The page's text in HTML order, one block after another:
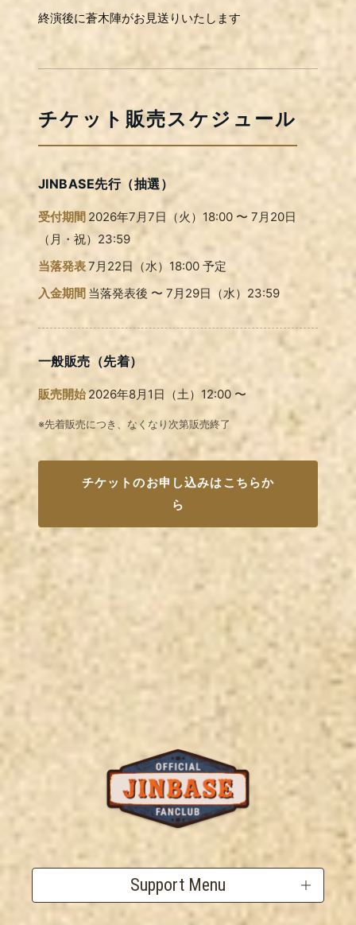
終演後に蒼木陣がお見送りいたします
チケット販売スケジュール
JINBASE先行（抽選）
受付期間 2026年7月7日（火）18:00 〜 7月20日
（月・祝）23:59
当落発表7月22日（水）18:00 予定
入金期間 当落発表後 〜 7月29日（水）23:59
一般販売（先着）
販売開始 2026年8月1日（土）12:00 〜
※先着販売につき、なくなり次第販売終了
チケットのお申し込みはこちらか
ら
Support Menu